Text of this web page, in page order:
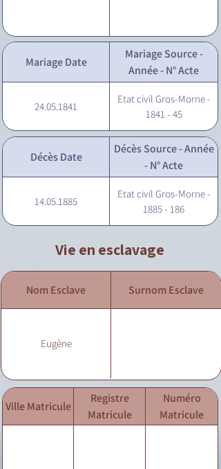
Mariage Date
Mariage Source -
Année - N° Acte
24.05.1841
Etat civil Gros-Morne -
1841 - 45
Décès Date
Décès Source - Année
- N° Acte
14.05.1885
Etat civil Gros-Morne -
1885 - 186
Vie en esclavage
Nom Esclave Surnom Esclave
Eugène
Ville Matricule
Registre
Matricule
Numéro
Matricule